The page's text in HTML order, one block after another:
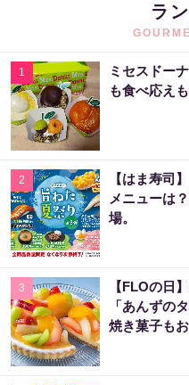
ラ
1
ミセスドー
も食べ応え
2
【はま寿司
メニューは
場。
3
【FLOの日
「あんずの
焼き菓子もお